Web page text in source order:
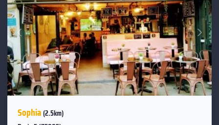
Précédent
Suivant
Sophia(2.5km)